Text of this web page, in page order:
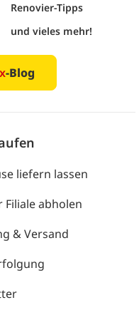
Renovier-Tipps
und vieles mehr!
x-Blog
liefern lassen
Filiale abholen
& Versand